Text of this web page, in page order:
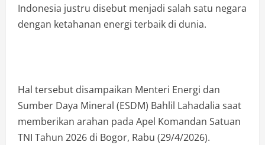
Indonesia justru disebut menjadi salah satu negara
dengan ketahanan energi terbaik di dunia.
Hal tersebut disampaikan Menteri Energi dan
Sumber Daya Mineral (ESDM) Bahlil Lahadalia saat
memberikan arahan pada Apel Komandan Satuan
TNI Tahun 2026 di Bogor, Rabu (29/4/2026).